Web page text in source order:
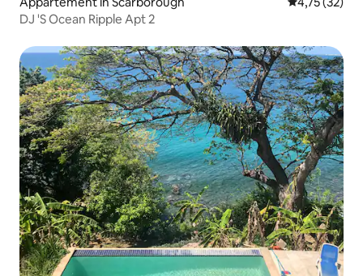
DJ 'S Ocean Ripple Apt 2